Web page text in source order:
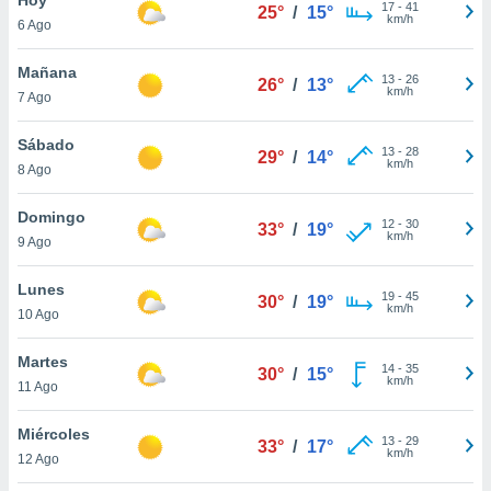
en
más
nuestra
de
cookies
aceptar
6 Ago
25° / 15° 17- 41
km/h
Mañana
7 Ago
26° / 13° 13- 26
km/h
Sábado
8 Ago
29° / 14° 13- 28
km/h
Domingo
9 Ago
33° / 19° 12- 30
km/h
Lunes
10 Ago
30° / 19° 19- 45
km/h
Martes
11 Ago
30° / 15° 14- 35
km/h
Miércoles
12 Ago
33° / 17° 13- 29
km/h